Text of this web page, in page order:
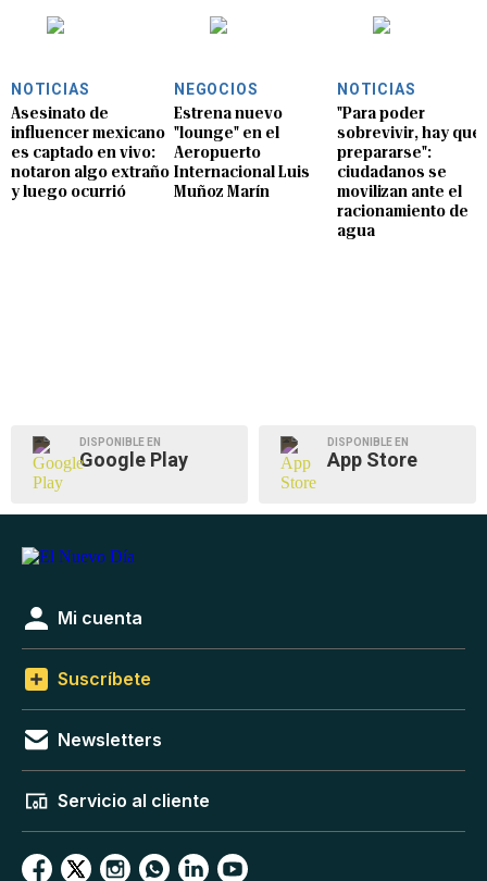
NOTICIAS
Asesinato de
influencer mexicano
es captado en vivo:
notaron algo extraño
y luego ocurrió
NEGOCIOS
Estrena nuevo
"lounge" en el
Aeropuerto
Internacional Luis
Muñoz Marín
NOTICIAS
"Para poder
sobrevivir, hay que
prepararse":
ciudadanos se
movilizan ante el
racionamiento de
agua
DISPONIBLE EN
Google Play
DISPONIBLE EN
App Store
Mi cuenta
Suscríbete
Newsletters
Servicio al cliente